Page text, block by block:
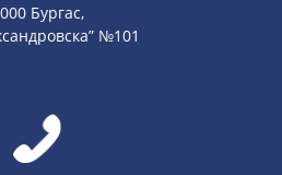
Бургас,
№101